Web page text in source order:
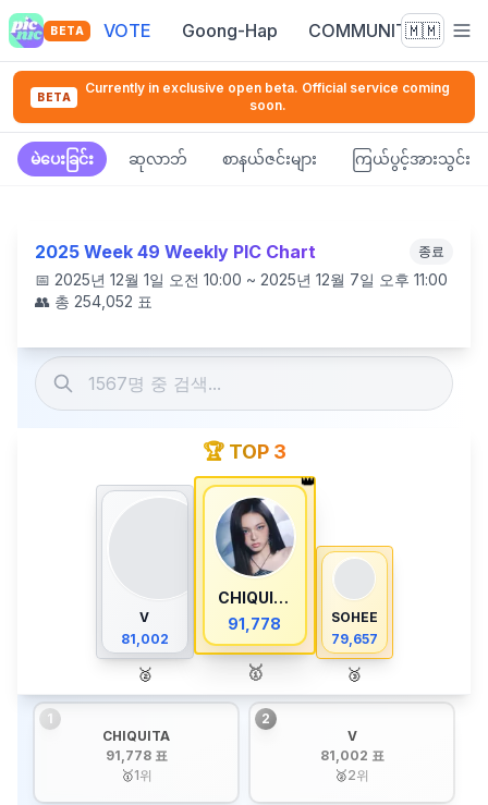
BETA VOTE Goong-Hap COMMUNITY🇲🇲
BETA
Currently in exclusive open beta. Official service coming
soon.
မဲပေးခြင်း ဆုလာဘ် စာနယ်ဇင်းများ ကြယ်ပွင့်အားသွင်း
2025 Week 49 Weekly PIC Chart 종료
📅 2025년 12월 1일 오전 10:00 ~ 2025년 12월 7일 오후 11:00
👥 총 254,052 표
🏆 TOP 3
V
81,002
🥈
👑
CHIQUITA
91,778
🥇
SOHEE
79,657
🥉
1
CHIQUITA
91,778 표
🥇1위
2
V
81,002 표
🥈2위